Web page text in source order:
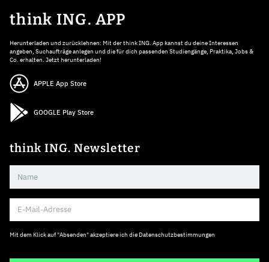
think ING. APP
Herunterladen und zurücklehnen: Mit der think ING. App kannst du deine Interessen
angeben, Suchaufträge anlegen und die für dich passenden Studiengänge, Praktika, Jobs &
Co. erhalten. Jetzt herunterladen!
APPLE App Store
GOOGLE Play Store
think ING. Newsletter
Mit dem Klick auf "Absenden" akzeptiere ich die Datenschutzbestimmungen